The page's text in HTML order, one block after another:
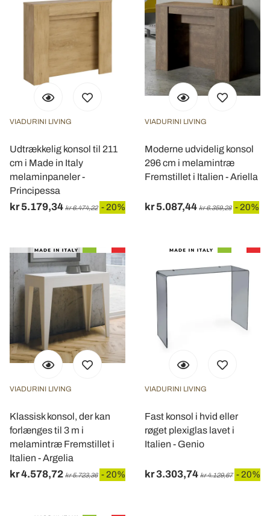
analizzare il nostro traffico. Condividiamo inoltre
informazioni sul modo in cui utilizza il nostro sito con i
nostri partner che si occupano di analisi dei dati web,
pubblicità e social media, i quali potrebbero combinarle
con altre informazioni che ha fornito loro o che hanno
raccolto dal suo utilizzo dei loro servizi.
VIADURINI LIVING
Udtrækkelig konsol til 211
cm i Made in Italy
melaminpaneler -
Principessa
kr 5.179,34 kr 6.474,22 - 20%
VIADURINI LIVING
Moderne udvidelig konsol
296 cm i melamintræ
Fremstillet i Italien - Ariella
kr 5.087,44 kr 6.359,28 - 20%
VIADURINI LIVING
Klassisk konsol, der kan
forlænges til 3 m i
melamintræ Fremstillet i
Italien - Argelia
kr 4.578,72 kr 5.723,36 - 20%
VIADURINI LIVING
Fast konsol i hvid eller
røget plexiglas lavet i
Italien - Genio
kr 3.303,74 kr 4.129,67 - 20%